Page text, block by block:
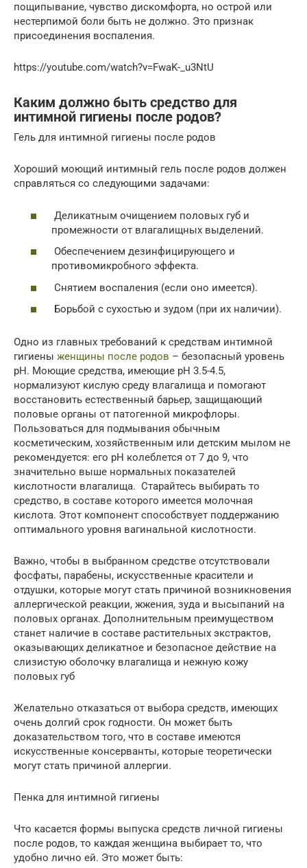
пощипывание, чувство дискомфорта, но острой или
нестерпимой боли быть не должно. Это признак
присоединения воспаления.
https://youtube.com/watch?v=FwaK-_u3NtU
Каким должно быть средство для
интимной гигиены после родов?
Гель для интимной гигиены после родов
Хороший моющий интимный гель после родов должен
справляться со следующими задачами:
Деликатным очищением половых губ и
промежности от влагалищных выделений.
Обеспечением дезинфицирующего и
противомикробного эффекта.
Снятием воспаления (если оно имеется).
Борьбой с сухостью и зудом (при их наличии).
Одно из главных требований к средствам интимной
гигиены женщины после родов – безопасный уровень
pH. Моющие средства, имеющие pH 3.5-4.5,
нормализуют кислую среду влагалища и помогают
восстановить естественный барьер, защищающий
половые органы от патогенной микрофлоры.
Пользоваться для подмывания обычным
косметическим, хозяйственным или детским мылом не
рекомендуется: его pH колеблется от 7 до 9, что
значительно выше нормальных показателей
кислотности влагалища. Старайтесь выбирать то
средство, в составе которого имеется молочная
кислота. Этот компонент способствует поддержанию
оптимального уровня вагинальной кислотности.
Важно, чтобы в выбранном средстве отсутствовали
фосфаты, парабены, искусственные красители и
отдушки, которые могут стать причиной возникновения
аллергической реакции, жжения, зуда и высыпаний на
половых органах. Дополнительным преимуществом
станет наличие в составе растительных экстрактов,
оказывающих деликатное и безопасное действие на
слизистую оболочку влагалища и нежную кожу
половых губ
Желательно отказаться от выбора средств, имеющих
очень долгий срок годности. Он может быть
доказательством того, что в составе имеются
искусственные консерванты, которые теоретически
могут стать причиной аллергии.
Пенка для интимной гигиены
Что касается формы выпуска средств личной гигиены
после родов, то каждая женщина выбирает то, что
удобно лично ей. Это может быть: